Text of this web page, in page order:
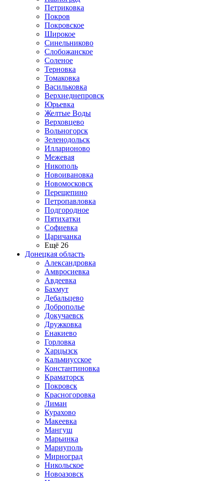
Петриковка
Покров
Покровское
Широкое
Синельниково
Слобожанское
Соленое
Терновка
Томаковка
Васильковка
Верхнеднепровск
Юрьевка
Желтые Воды
Верховцево
Вольногорск
Зеленодольск
Илларионово
Межевая
Никополь
Новоивановка
Новомосковск
Перещепино
Петропавловка
Подгородное
Пятихатки
Софиевка
Царичанка
Ещё 26
Донецкая область
Александровка
Амвросиевка
Авдеевка
Бахмут
Дебальцево
Доброполье
Докучаевск
Дружковка
Енакиево
Горловка
Харцызск
Кальмиусское
Константиновка
Краматорск
Покровск
Красногоровка
Лиман
Курахово
Макеевка
Мангуш
Марьинка
Мариуполь
Мирноград
Никольское
Новоазовск